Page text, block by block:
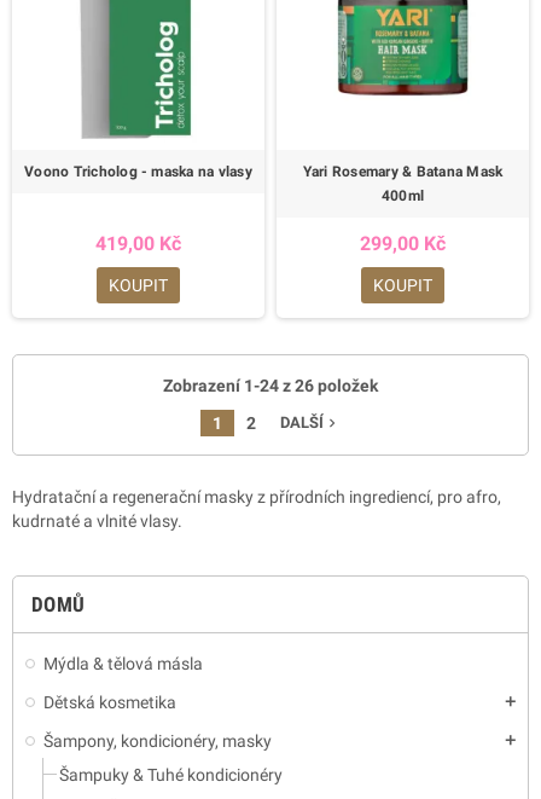
DOMŮ
Mýdla & tělová másla
Dětská kosmetika
add
Šampony, kondicionéry, masky add
Šampuky & Tuhé kondicionéry
Voono Tricholog - maska na vlasy
419,00 Kč
KOUPIT
Yari Rosemary & Batana Mask
400ml
299,00 Kč
KOUPIT
Zobrazení 1-24 z 26 položek
1
2 DALŠÍ navigate_next
Hydratační a regenerační masky z přírodních ingrediencí, pro afro,
kudrnaté a vlnité vlasy.